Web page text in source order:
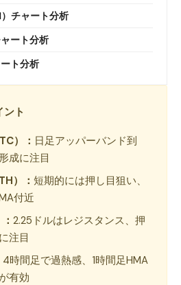
チャート分析
ート分析
ト分析
ント
）： 日足アッパーバンド到
成に注目
）： 短期的には押し目狙い、
付近
2.25ドルはレジスタンス、押
注目
4時間足で過熱感、1時間足HMA
有効